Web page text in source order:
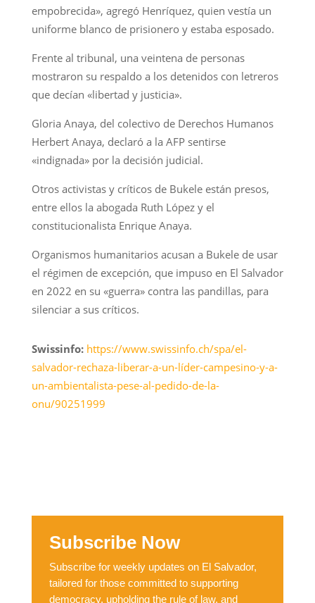
empobrecida», agregó Henríquez, quien vestía un
uniforme blanco de prisionero y estaba esposado.
Frente al tribunal, una veintena de personas
mostraron su respaldo a los detenidos con letreros
que decían «libertad y justicia».
Gloria Anaya, del colectivo de Derechos Humanos
Herbert Anaya, declaró a la AFP sentirse
«indignada» por la decisión judicial.
Otros activistas y críticos de Bukele están presos,
entre ellos la abogada Ruth López y el
constitucionalista Enrique Anaya.
Organismos humanitarios acusan a Bukele de usar
el régimen de excepción, que impuso en El Salvador
en 2022 en su «guerra» contra las pandillas, para
silenciar a sus críticos.
Swissinfo: https://www.swissinfo.ch/spa/el-
salvador-rechaza-liberar-a-un-líder-campesino-y-a-
un-ambientalista-pese-al-pedido-de-la-
onu/90251999
Subscribe Now
Subscribe for weekly updates on El Salvador,
tailored for those committed to supporting
democracy, upholding the rule of law, and